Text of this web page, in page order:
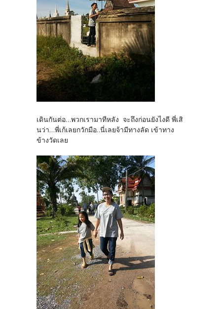
เดินกันต่อ...พวกเรามาทีหลัง จะถึงก่อนยังไงดี พี่เสิ
นว่า...พี่เก้เลยกวักมือ..นี่เลยจ้ามีทางลัด เข้าทาง
ข้างวัดเลย